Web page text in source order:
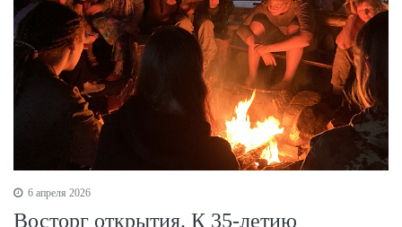
6 апреля 2026
Восторг открытия. К 35-летию